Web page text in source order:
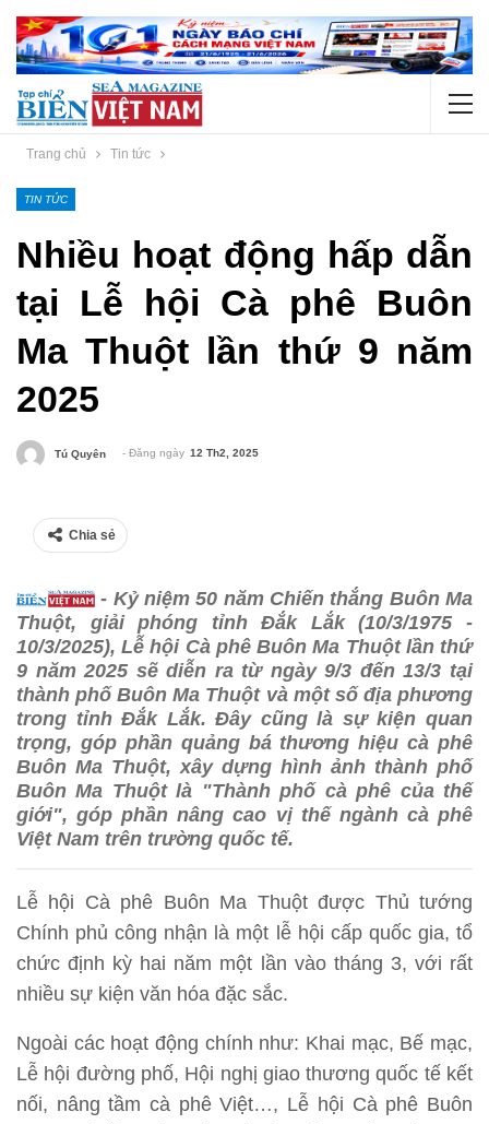
Trang chủ Tin tức
TIN TỨC
Nhiều hoạt động hấp dẫn
tại Lễ hội Cà phê Buôn
Ma Thuột lần thứ 9 năm
2025
Tú Quyên - Đăng ngày 12 Th2, 2025
Chia sẻ
- Kỷ niệm 50 năm Chiến thắng Buôn Ma
Thuột, giải phóng tỉnh Đắk Lắk (10/3/1975 -
10/3/2025), Lễ hội Cà phê Buôn Ma Thuột lần thứ
9 năm 2025 sẽ diễn ra từ ngày 9/3 đến 13/3 tại
thành phố Buôn Ma Thuột và một số địa phương
trong tỉnh Đắk Lắk. Đây cũng là sự kiện quan
trọng, góp phần quảng bá thương hiệu cà phê
Buôn Ma Thuột, xây dựng hình ảnh thành phố
Buôn Ma Thuột là "Thành phố cà phê của thế
giới", góp phần nâng cao vị thế ngành cà phê
Việt Nam trên trường quốc tế.
Lễ hội Cà phê Buôn Ma Thuột được Thủ tướng
Chính phủ công nhận là một lễ hội cấp quốc gia, tổ
chức định kỳ hai năm một lần vào tháng 3, với rất
nhiều sự kiện văn hóa đặc sắc.
Ngoài các hoạt động chính như: Khai mạc, Bế mạc,
Lễ hội đường phố, Hội nghị giao thương quốc tế kết
nối, nâng tầm cà phê Việt…, Lễ hội Cà phê Buôn